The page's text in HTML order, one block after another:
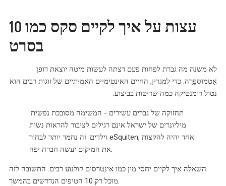
10 עצות על איך לקיים סקס כמו
בסרט
לא משנה מה גברת לפחות פעם רצתה לעשות מיטה יוצאת דופן
אַטמוֹספֵרָה. כדי למגרין, החיים האינטימיים האמיתיים של זוגות רבים הוא
נטול רומנטיקה כמה שריטות בביצוע.
תחזוקה של גברים עשירים - המשימה מסובכת נפשית.
מיליונרים של ישראל אינם רגילים לציבור להראות נשות
וילדים. זה נחמד יותר לבחור eSquiten, אחד יהיה להקצות
את המיקום יעשה חברה יפה.
השאלה איך לקיים יחסי מין כמו אינטרסים קולנוע רבים. התשובה לזה
מוכל רק 10 הטיפים הנדרשים בהמשך.